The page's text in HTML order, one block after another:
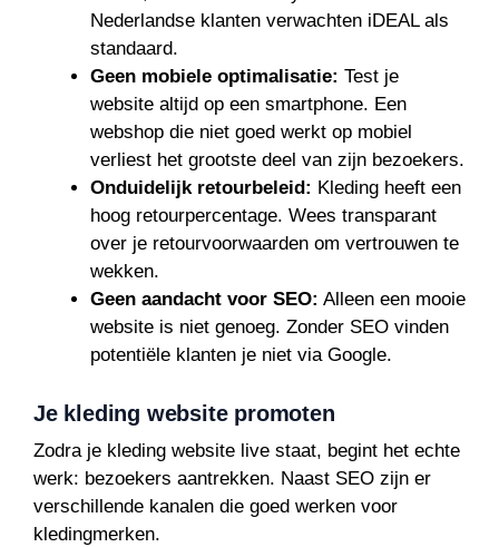
Nederlandse klanten verwachten iDEAL als
standaard.
Geen mobiele optimalisatie: Test je
website altijd op een smartphone. Een
webshop die niet goed werkt op mobiel
verliest het grootste deel van zijn bezoekers.
Onduidelijk retourbeleid: Kleding heeft een
hoog retourpercentage. Wees transparant
over je retourvoorwaarden om vertrouwen te
wekken.
Geen aandacht voor SEO: Alleen een mooie
website is niet genoeg. Zonder SEO vinden
potentiële klanten je niet via Google.
Je kleding website promoten
Zodra je kleding website live staat, begint het echte
werk: bezoekers aantrekken. Naast SEO zijn er
verschillende kanalen die goed werken voor
kledingmerken.